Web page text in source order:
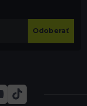
Odoberať